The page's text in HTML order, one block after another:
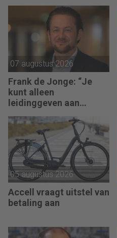
07 augustus 2026
Frank de Jonge: “Je
kunt alleen
leidinggeven aan
anderen als je leiding
kunt geven aan jezelf.”
05 augustus 2026
Accell vraagt uitstel van
betaling aan